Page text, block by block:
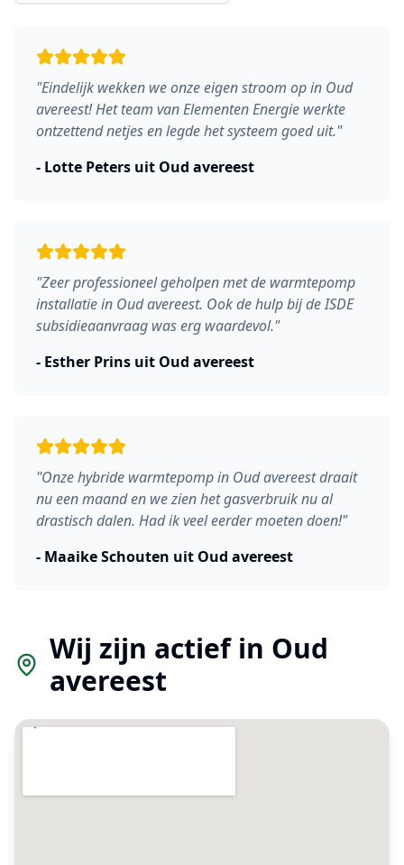
"Eindelijk wekken we onze eigen stroom op in Oud
avereest! Het team van Elementen Energie werkte
ontzettend netjes en legde het systeem goed uit."
- Lotte Peters uit Oud avereest
"Zeer professioneel geholpen met de warmtepomp
installatie in Oud avereest. Ook de hulp bij de ISDE
subsidieaanvraag was erg waardevol."
- Esther Prins uit Oud avereest
"Onze hybride warmtepomp in Oud avereest draait
nu een maand en we zien het gasverbruik nu al
drastisch dalen. Had ik veel eerder moeten doen!"
- Maaike Schouten uit Oud avereest
Wij zijn actief in Oud
avereest